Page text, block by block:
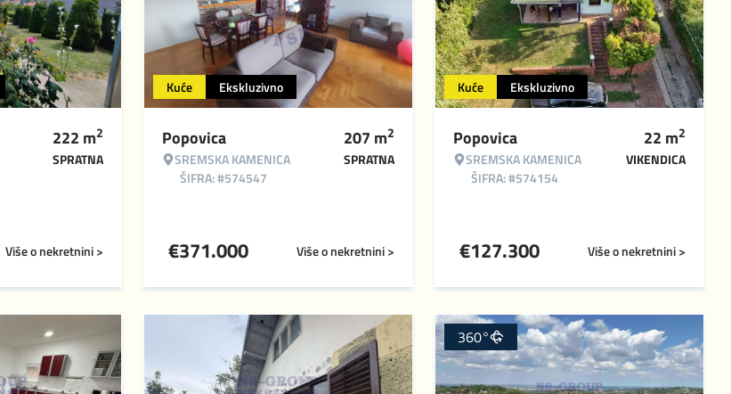
222 m2
SPRATNA
Više o nekretnini >
Kuće Ekskluzivno
Popovica
SREMSKA KAMENICA
ŠIFRA: #574547
207 m2
SPRATNA
Više o nekretnini >
€371.000
Kuće Ekskluzivno
Popovica
SREMSKA KAMENICA
ŠIFRA: #574154
22 m2
VIKENDICA
Više o nekretnini >
€127.300
360°